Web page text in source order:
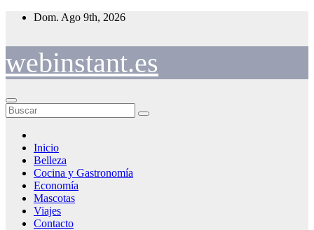
Saltar
Dom. Ago 9th, 2026
webinstant.es
Inicio
Belleza
Cocina y Gastronomía
Economía
Mascotas
Viajes
Contacto